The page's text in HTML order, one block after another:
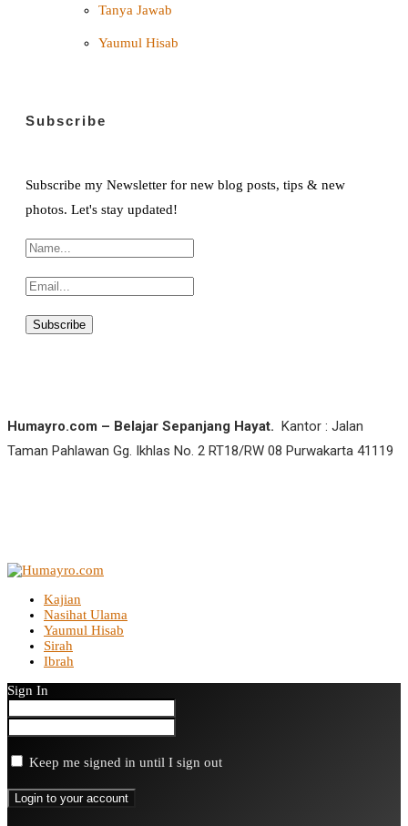
Tanya Jawab
Yaumul Hisab
Subscribe
Subscribe my Newsletter for new blog posts, tips & new
photos. Let's stay updated!
Humayro.com – Belajar Sepanjang Hayat. Kantor : Jalan
Taman Pahlawan Gg. Ikhlas No. 2 RT18/RW 08 Purwakarta 41119
Kajian
Nasihat Ulama
Yaumul Hisab
Sirah
Ibrah
Sign In
Keep me signed in until I sign out